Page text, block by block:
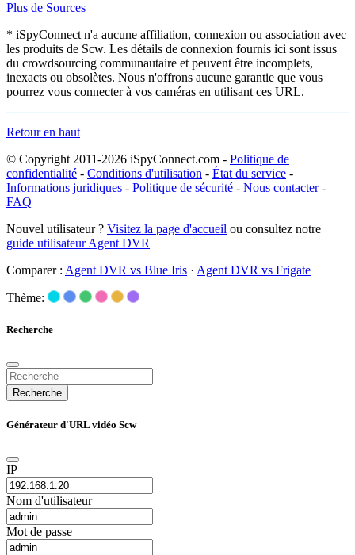
Plus de Sources
* iSpyConnect n'a aucune affiliation, connexion ou association avec
les produits de Scw. Les détails de connexion fournis ici sont issus
du crowdsourcing communautaire et peuvent être incomplets,
inexacts ou obsolètes. Nous n'offrons aucune garantie que vous
pourrez vous connecter à vos caméras en utilisant ces URL.
Retour en haut
© Copyright 2011-2026 iSpyConnect.com - Politique de
confidentialité - Conditions d'utilisation - État du service -
Informations juridiques - Politique de sécurité - Nous contacter-
FAQ
Nouvel utilisateur ? Visitez la page d'accueil ou consultez notre
guide utilisateur Agent DVR
Comparer : Agent DVR vs Blue Iris · Agent DVR vs Frigate
Thème:
Recherche
Recherche
Générateur d'URL vidéo Scw
IP
Nom d'utilisateur
Mot de passe